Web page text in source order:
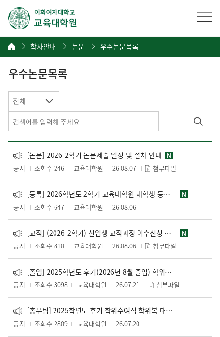
학사안내 논문 우수논문목록
우수논문목록
전체
[논문] 2026-2학기 논문제출 일정 및 절차 안내 N
공지 조회수 246 교육대학원 26.08.07 첨부파일
[등록] 2026학년도 2학기 교육대학원 재학생 등록금 납부 안내 N
공지 조회수 647 교육대학원 26.08.06
[교직] (2026-2학기) 신입생 교직과정 이수신청 및 교육실습면제신청 안내 N
공지 조회수 810 교육대학원 26.08.06 첨부파일
[졸업] 2025학년도 후기(2026년 8월 졸업) 학위수여식 안내
공지 조회수 3098 교육대학원 26.07.21 첨부파일
[총무팀] 2025학년도 후기 학위수여식 학위복 대여 안내 (2026년 8월 졸업)
공지 조회수 2809 교육대학원 26.07.20